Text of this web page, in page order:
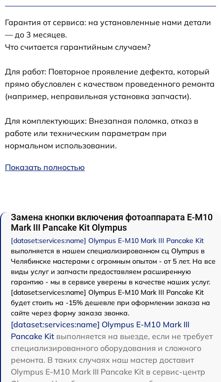
Гарантия от сервиса: на установленные нами детали
— до 3 месяцев.
Что считается гарантийным случаем?
Для работ: Повторное проявление дефекта, который
прямо обусловлен с качеством проведенного ремонта
(например, неправильная установка запчасти).
Для комплектующих: Внезапная поломка, отказ в
работе или техническим параметрам при
нормальном использовании.
Показать полностью
Замена кнопки включения фотоаппарата E-M10
Mark III Pancake Kit Olympus
[dataset:services:name] Olympus E-M10 Mark III Pancake Kit
выполняется в нашем специализированном сц Olympus в
Челябинске мастерами с огромным опытом - от 5 лет. На все
виды услуг и запчасти предоставляем расширенную
гарантию - мы в сервисе уверены в качестве наших услуг.
[dataset:services:name] Olympus E-M10 Mark III Pancake Kit
будет стоить на -15% дешевле при оформлении заказа на
сайте через форму заказа звонка.
[dataset:services:name] Olympus E-M10 Mark III
Pancake Kit выполняется на выезде, если не требует
специализированного оборудования и сложного
ремонта. В таких случаях наш мастер доставит
Olympus E-M10 Mark III Pancake Kit в сервис-центр